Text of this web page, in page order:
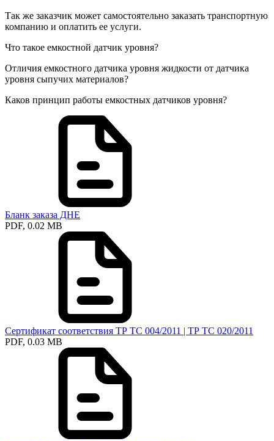
Так же заказчик может самостоятельно заказать транспортную
компанию и оплатить ее услуги.
Что такое емкостной датчик уровня?
Отличия емкостного датчика уровня жидкости от датчика
уровня сыпучих материалов?
Каков принцип работы емкостных датчиков уровня?
Бланк заказа ДНЕ
PDF, 0.02 MB
Сертификат соответствия ТР ТС 004/2011 | ТР ТС 020/2011
PDF, 0.03 MB